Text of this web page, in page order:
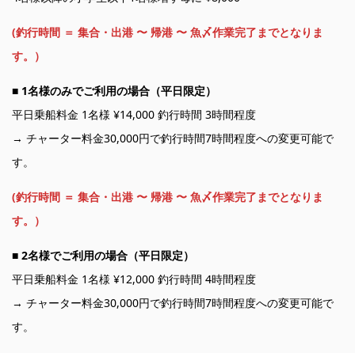
(釣行時間 ＝ 集合・出港 〜 帰港 〜 魚〆作業完了までとなりま
す。）
■ 1名様のみでご利用の場合（平日限定）
平日乗船料金 1名様 ¥14,000 釣行時間 3時間程度
→ チャーター料金30,000円で釣行時間7時間程度への変更可能で
す。
(釣行時間 ＝ 集合・出港 〜 帰港 〜 魚〆作業完了までとなりま
す。）
■ 2名様でご利用の場合（平日限定）
平日乗船料金 1名様 ¥12,000 釣行時間 4時間程度
→ チャーター料金30,000円で釣行時間7時間程度への変更可能で
す。